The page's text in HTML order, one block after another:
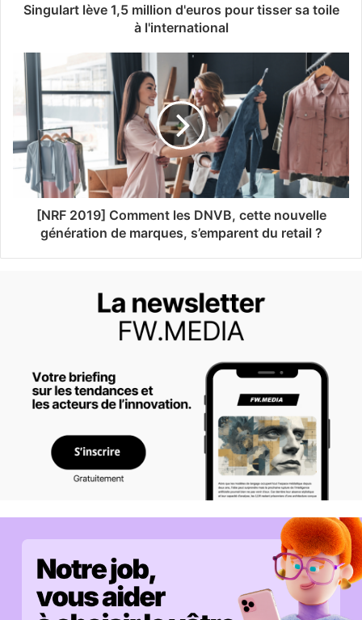
Singulart lève 1,5 million d'euros pour tisser sa toile
à l'international
[NRF 2019] Comment les DNVB, cette nouvelle
génération de marques, s’emparent du retail ?